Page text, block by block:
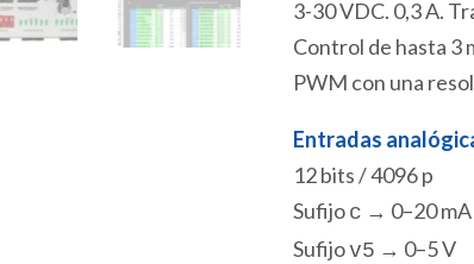
3-30 VDC. 0,3 A.
Control de hasta 3
PWM con una
Entradas
12 bits / 4096 p
Sufijo c → 0–20 mA
Sufijov5 → 0–5 V